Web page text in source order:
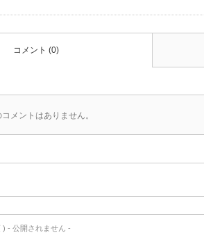
コメント (0)
メントはありません。
) - 公開されません -